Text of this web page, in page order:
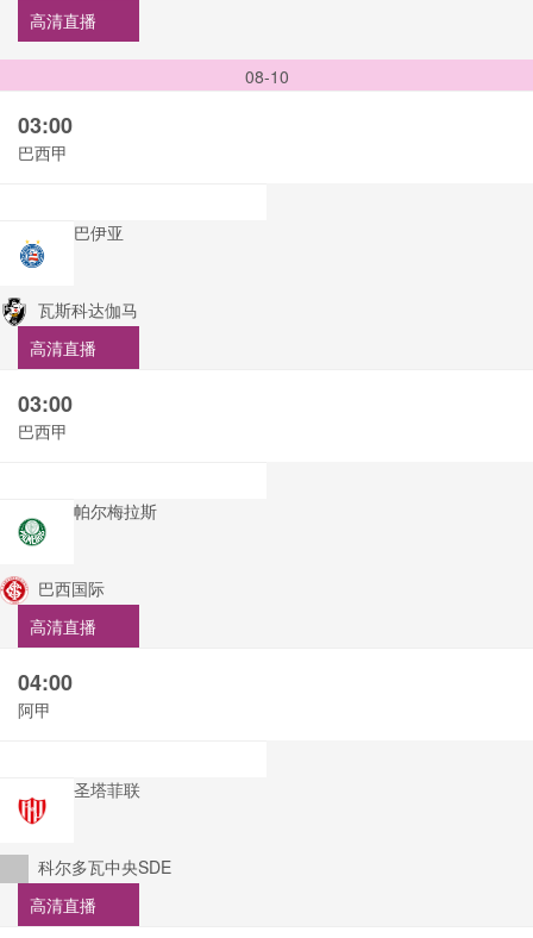
高清直播
08-10
03:00
巴西甲
巴伊亚
瓦斯科达伽马
高清直播
03:00
巴西甲
帕尔梅拉斯
巴西国际
高清直播
04:00
阿甲
圣塔菲联
科尔多瓦中央SDE
高清直播